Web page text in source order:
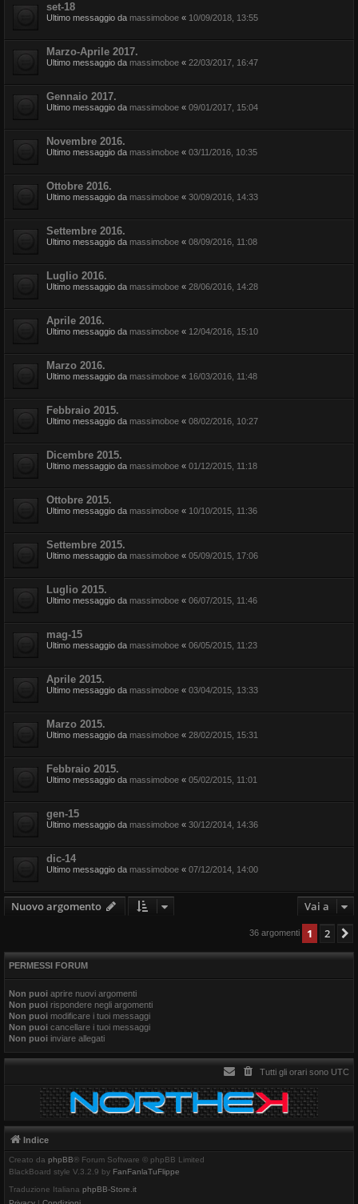
set-18
Ultimo messaggio da massimoboe « 10/09/2018, 13:55
Marzo-Aprile 2017.
Ultimo messaggio da massimoboe « 22/03/2017, 16:47
Gennaio 2017.
Ultimo messaggio da massimoboe « 09/01/2017, 15:04
Novembre 2016.
Ultimo messaggio da massimoboe « 03/11/2016, 10:35
Ottobre 2016.
Ultimo messaggio da massimoboe « 30/09/2016, 14:33
Settembre 2016.
Ultimo messaggio da massimoboe « 08/09/2016, 11:08
Luglio 2016.
Ultimo messaggio da massimoboe « 28/06/2016, 14:28
Aprile 2016.
Ultimo messaggio da massimoboe « 12/04/2016, 15:10
Marzo 2016.
Ultimo messaggio da massimoboe « 16/03/2016, 11:48
Febbraio 2015.
Ultimo messaggio da massimoboe « 08/02/2016, 10:27
Dicembre 2015.
Ultimo messaggio da massimoboe « 01/12/2015, 11:18
Ottobre 2015.
Ultimo messaggio da massimoboe « 10/10/2015, 11:36
Settembre 2015.
Ultimo messaggio da massimoboe « 05/09/2015, 17:06
Luglio 2015.
Ultimo messaggio da massimoboe « 06/07/2015, 11:46
mag-15
Ultimo messaggio da massimoboe « 06/05/2015, 11:23
Aprile 2015.
Ultimo messaggio da massimoboe « 03/04/2015, 13:33
Marzo 2015.
Ultimo messaggio da massimoboe « 28/02/2015, 15:31
Febbraio 2015.
Ultimo messaggio da massimoboe « 05/02/2015, 11:01
gen-15
Ultimo messaggio da massimoboe « 30/12/2014, 14:36
dic-14
Ultimo messaggio da massimoboe « 07/12/2014, 14:00
Nuovo argomento Vai a
36 argomenti 1 2
PERMESSI FORUM
Non puoi aprire nuovi argomenti
Non puoi rispondere negli argomenti
Non puoi modificare i tuoi messaggi
Non puoi cancellare i tuoi messaggi
Non puoi inviare allegati
Tutti gli orari sono UTC
Indice
Creato da phpBB® Forum Software © phpBB Limited
BlackBoard style V.3.2.9 by FanFanlaTuFlippe
Traduzione Italiana phpBB-Store.it